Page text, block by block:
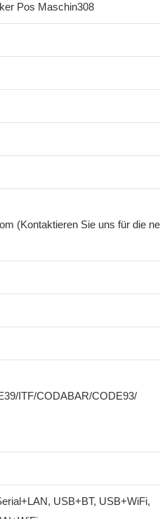
Pos Maschin308
(Kontaktieren Sie uns für die
ITF/CODABAR/CODE93/
USB+BT, USB+WiFi,